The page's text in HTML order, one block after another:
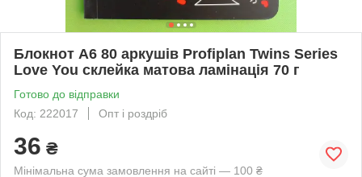
Блокнот A6 80 аркушів Profiplan Twins Series
Love You склейка матова ламінація 70 г
Готово до відправки
Код: 222017
Опт і роздріб
36 ₴
Мінімальна сума замовлення на сайті — 100 ₴